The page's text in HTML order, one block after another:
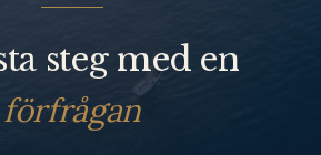
steg med en
förfrågan